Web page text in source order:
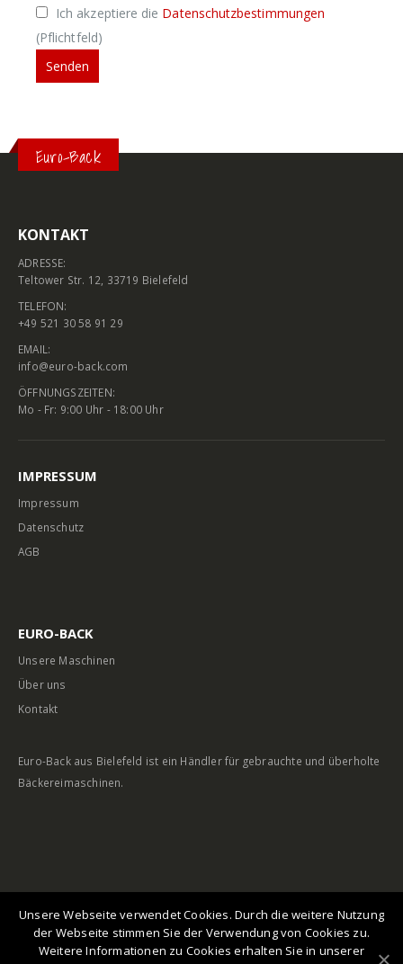
Ich akzeptiere die Datenschutzbestimmungen
(Pflichtfeld)
Euro-Back
KONTAKT
ADRESSE:
Teltower Str. 12, 33719 Bielefeld
TELEFON:
+49 521 30 58 91 29
EMAIL:
info@euro-back.com
ÖFFNUNGSZEITEN:
Mo - Fr: 9:00 Uhr - 18:00 Uhr
IMPRESSUM
Impressum
Datenschutz
AGB
EURO-BACK
Unsere Maschinen
Über uns
Kontakt
Euro-Back aus Bielefeld ist ein Händler für gebrauchte und überholte
Bäckereimaschinen.
Webdesign by haertel-softweb
Unsere Webseite verwendet Cookies. Durch die weitere Nutzung
der Webseite stimmen Sie der Verwendung von Cookies zu.
Weitere Informationen zu Cookies erhalten Sie in unserer